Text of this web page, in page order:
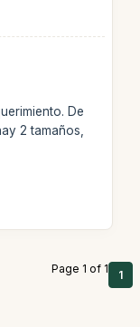
De
2 tamaños,
Page 1 of 1 1